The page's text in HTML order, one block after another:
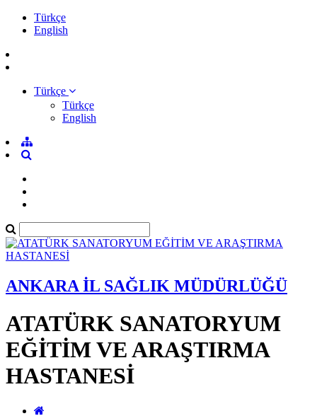
Türkçe
English
Türkçe
Türkçe
English
ANKARA İL SAĞLIK MÜDÜRLÜĞÜ
ATATÜRK SANATORYUM
EĞİTİM VE ARAŞTIRMA
HASTANESİ